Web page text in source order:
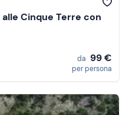
Cinque Terre con
da 99 €
per persona